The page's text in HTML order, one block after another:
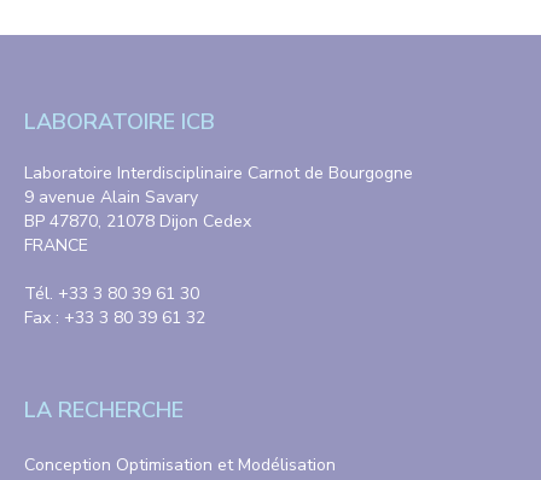
LABORATOIRE ICB
Laboratoire Interdisciplinaire Carnot de Bourgogne
9 avenue Alain Savary
BP 47870, 21078 Dijon Cedex
FRANCE
Tél. +33 3 80 39 61 30
Fax : +33 3 80 39 61 32
LA RECHERCHE
Conception Optimisation et Modélisation